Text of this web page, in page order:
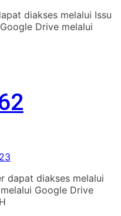
diakses melalui Issu
Drive melalui
dapat diakses melalui
Google Drive